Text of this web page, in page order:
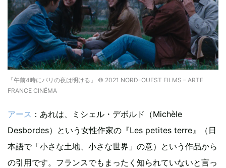
『午前4時にパリの夜は明ける』 © 2021 NORD-OUEST FILMS – ARTE
FRANCE CINÉMA
アース ：あれは、ミシェル・デボルド（Michèle
Desbordes）という女性作家の『Les petites terre』（日
本語で「小さな土地、小さな世界」の意）という作品から
の引用です。フランスでもまったく知られていないと言っ